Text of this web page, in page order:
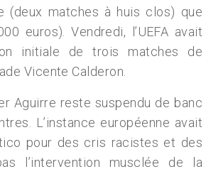
(deux matches à huis clos) que
euros). Vendredi, l’UEFA avait
initiale de trois matches de
Vicente Calderon.
Aguirre reste suspendu de banc
L’instance européenne avait
pour des cris racistes et des
l’intervention musclée de la